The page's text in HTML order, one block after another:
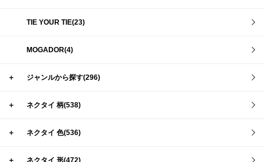
TIE YOUR TIE(23)
MOGADOR(4)
＋ ジャンルから探す(296)
＋ ネクタイ 柄(538)
＋ ネクタイ 色(536)